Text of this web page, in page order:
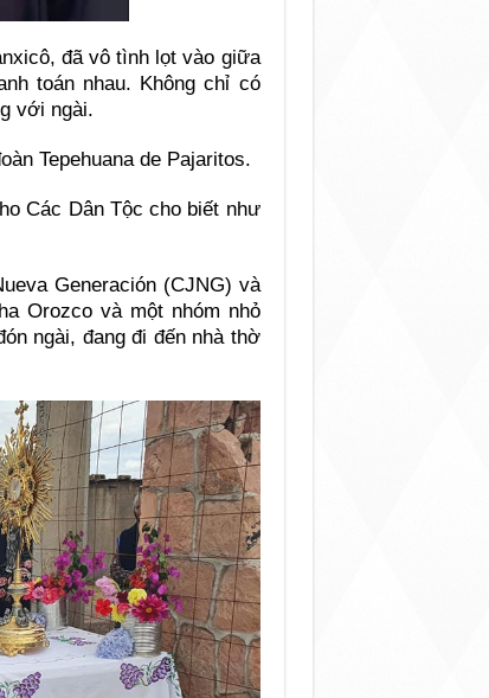
đã vô tình lọt vào giữa
toán nhau. Không chỉ có
với ngài.
Tepehuana de Pajaritos.
Các Dân Tộc cho biết như
Generación (CJNG) và
Orozco và một nhóm nhỏ
ngài, đang đi đến nhà thờ